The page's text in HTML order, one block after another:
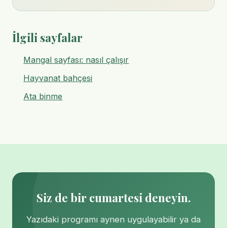
İlgili sayfalar
Mangal sayfası: nasıl çalışır
Hayvanat bahçesi
Ata binme
Siz de bir cumartesi deneyin.
Yazıdaki programı aynen uygulayabilir ya da